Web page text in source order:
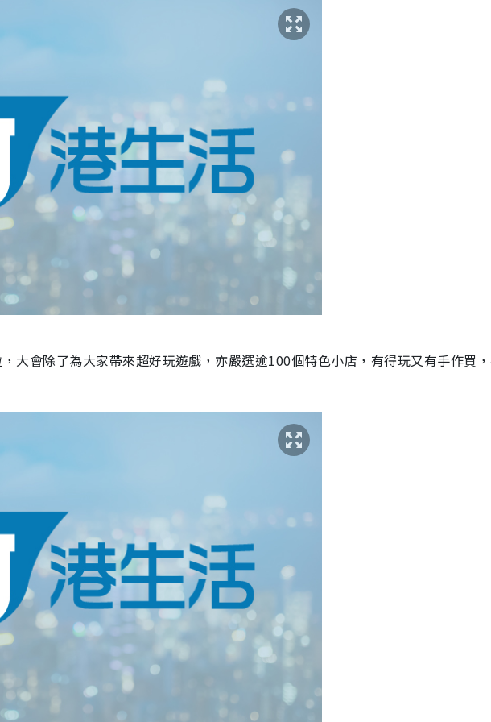
大會除了為大家帶來超好玩遊戲，亦嚴選逾100個特色小店，有得玩又有手作買